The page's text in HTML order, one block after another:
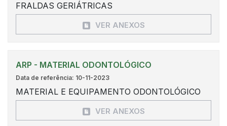
FRALDAS GERIÁTRICAS
VER ANEXOS
ARP - MATERIAL ODONTOLÓGICO
Data de referência: 10-11-2023
MATERIAL E EQUIPAMENTO ODONTOLÓGICO
VER ANEXOS